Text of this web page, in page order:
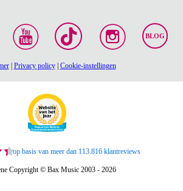
BLOG
| Privacy policy| Cookie-instellingen
op basis van meer dan 113.816 klantreviews
Copyright © Bax Music 2003 - 2026